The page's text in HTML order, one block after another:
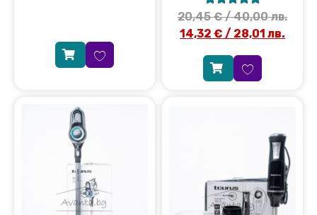
20,45€/ 40,00 лв.
14,32 € / 28,01 лв.